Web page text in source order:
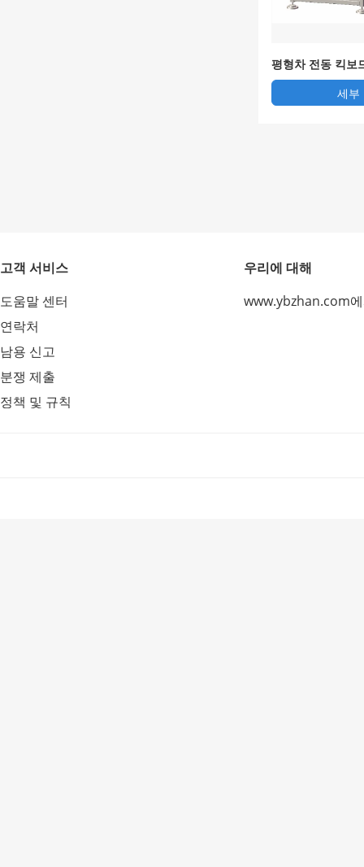
평형차 전동 킥보
시험기
세부
고객 서비스
도움말 센터
연락처
남용 신고
분쟁 제출
정책 및 규칙
우리에 대해
www.ybzhan.com